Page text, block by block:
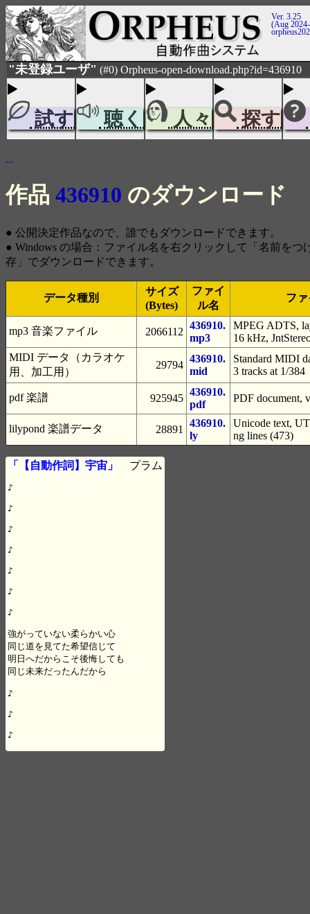
Ver. 3.25
(Aug
"未登録ユーザ" (#0) Orpheus-open-download.php?id=436910
試す 聴く 人々 探す
...
作品 436910 のダウンロード
● 公開決定作品なので、誰でもダウンロードできます。
● Windows の場合：ファイル名を右クリックして「名前をつ
存」でダウンロードできます。
データ種別
サイズ
(Bytes)
ファイ
ル名
フ
mp3 音楽ファイル 2066112
436910.
mp3
MPEG ADTS,
16 kHz,
MIDI データ（カラオケ
用、加工用）
29794
436910.
mid
Standard MIDI
3 tracks at 1/384
pdf 楽譜 925945
436910.
pdf
PDF document,
lilypond 楽譜データ 28891
436910.
ly
Unicode text,
ng lines (473)
「【自動作詞】宇宙」 プラム
♪
♪
♪
♪
♪
♪
♪
強がっていない柔らかい心
同じ道を見てた希望信じて
明日へだからこそ後悔しても
同じ未来だったんだから
♪
♪
♪